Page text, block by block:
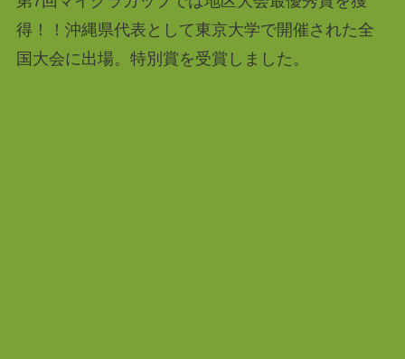
得！！沖縄県代表として東京大学で開催された全
国大会に出場。特別賞を受賞しました。